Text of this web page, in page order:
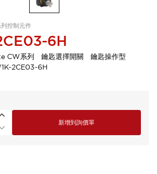
控制元件
6H
CW系列 鑰匙選擇開關 鑰匙操作型
2CE03-6H
新增到詢價單